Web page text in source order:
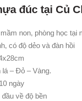
đúc tại Củ
non, phòng học tại
có độ dẻo và đàn hồi
– Đỏ – Vàng.
ngày
về độ bền